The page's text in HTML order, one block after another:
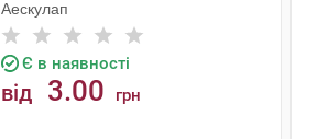
Аескулап
Є в наявності
від 3.00 грн